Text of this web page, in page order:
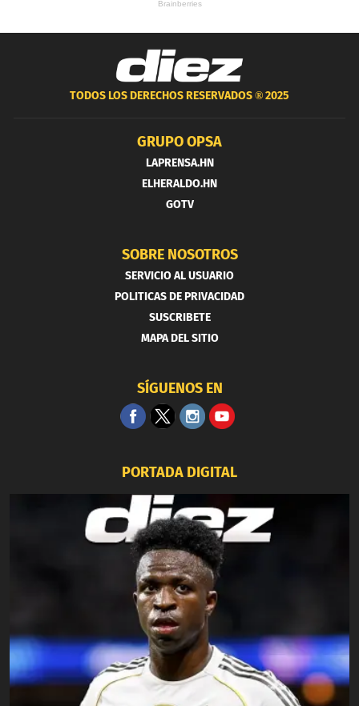
TODOS LOS DERECHOS RESERVADOS ®2025
GRUPO OPSA
LAPRENSA.HN
ELHERALDO.HN
GOTV
SOBRE NOSOTROS
SERVICIO AL USUARIO
POLITICAS DE PRIVACIDAD
SUSCRIBETE
MAPA DEL SITIO
SÍGUENOS EN
PORTADA DIGITAL